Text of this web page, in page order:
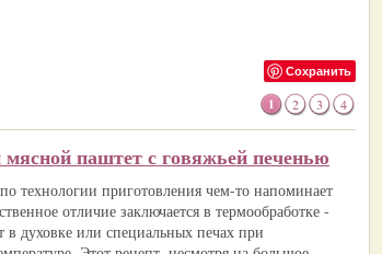
Сохранить
1 2 3 4
паштет с говяжьей печенью
технологии приготовления чем-то напоминает
отличие заключается в термообработке -
в духовке или специальных печах при